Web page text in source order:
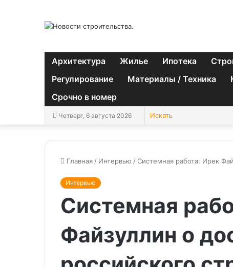
Архитектура Жилье Ипотека
Регулирование
Материалы / Техника
Срочно в номер
Четверг, 6 августа 2026
Главная / Интервью /Системная работа: Ирек
Интервью
Системная
Файзуллин о